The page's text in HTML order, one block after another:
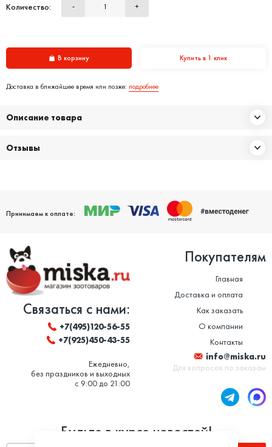
Количество: - +
В корзину Купить в 1 клик
Доставка в ближайшее время или позже: подробнее
Описание товара
Отзывы
Принимаем к оплате:
Связаться с нами:
+7(495)120-56-55
+7(925)450-43-55
Ежедневно,
без праздников и выходных
с 9:00 до 21:00
Покупателям
Главная
Доставка и оплата
Как заказать
О компании
Контакты
info@miska.ru
Для вопросов по заказам
Будьте в курсе новостей!